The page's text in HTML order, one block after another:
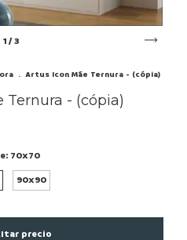
1/3
. Artus Icon Mãe Ternura - (cópia)
Ternura - (cópia)
70x70
90x90